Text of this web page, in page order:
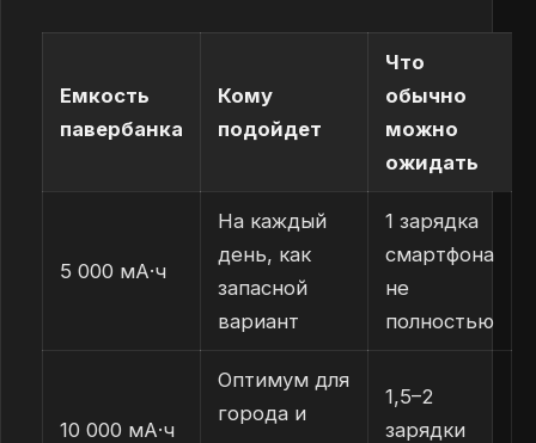
Емкость
павербанка
Кому
подойдет
Что
обычно
можно
ожидать
5 000 мА·ч
На каждый
день, как
запасной
вариант
1 зарядка
смартфона
не
полностью
10 000 мА·ч
Оптимум для
города и
1,5–2
зарядки